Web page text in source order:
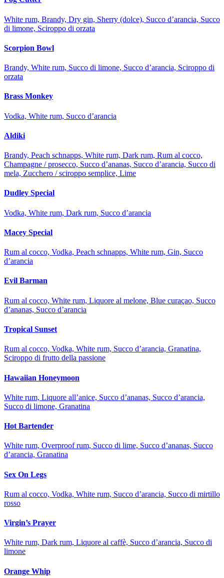
White rum, Brandy, Dry gin, Sherry (dolce), Succo d’arancia, Succo
di limone, Sciroppo di orzata
Scorpion Bowl
Brandy, White rum, Succo di limone, Succo d’arancia, Sciroppo di
orzata
Brass Monkey
Vodka, White rum, Succo d’arancia
Aldiki
Brandy, Peach schnapps, White rum, Dark rum, Rum al cocco,
Champagne / prosecco, Succo d’ananas, Succo d’arancia, Succo di
mela, Zucchero / sciroppo semplice, Lime
Dudley Special
Vodka, White rum, Dark rum, Succo d’arancia
Macey Special
Rum al cocco, Vodka, Peach schnapps, White rum, Gin, Succo
d’arancia
Evil Barman
Rum al cocco, White rum, Liquore al melone, Blue curaçao, Succo
d’ananas, Succo d’arancia
Tropical Sunset
Rum al cocco, Vodka, White rum, Succo d’arancia, Granatina,
Sciroppo di frutto della passione
Hawaiian Honeymoon
White rum, Liquore all’anice, Succo d’ananas, Succo d’arancia,
Succo di limone, Granatina
Hot Bartender
White rum, Overproof rum, Succo di lime, Succo d’ananas, Succo
d’arancia, Granatina
Sex On Legs
Rum al cocco, Vodka, White rum, Succo d’arancia, Succo di mirtillo
rosso
Virgin’s Prayer
White rum, Dark rum, Liquore al caffè, Succo d’arancia, Succo di
limone
Orange Whip